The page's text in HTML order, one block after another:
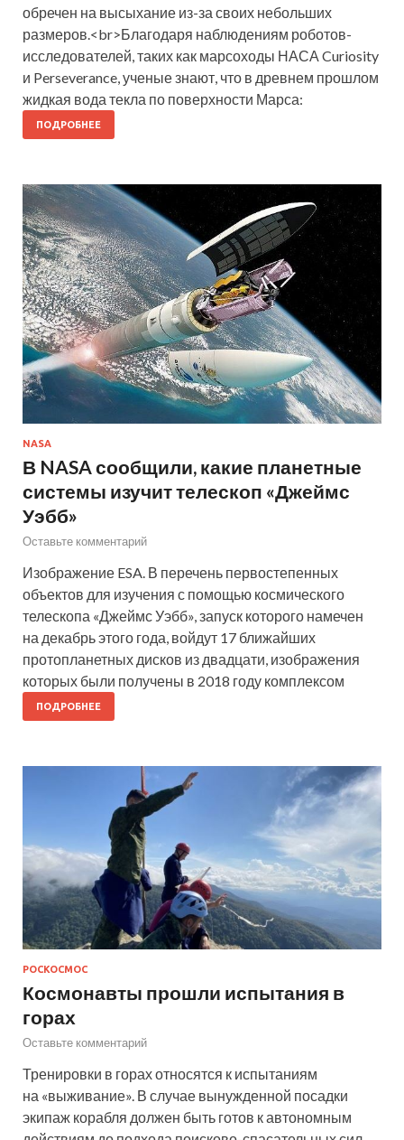
обречен на высыхание из-за своих небольших
размеров.<br>Благодаря наблюдениям роботов-
исследователей, таких как марсоходы НАСА Curiosity
и Perseverance, ученые знают, что в древнем прошлом
жидкая вода текла по поверхности Марса:
ПОДРОБНЕЕ
NASA
В NASA сообщили, какие планетные
системы изучит телескоп «Джеймс
Уэбб»
Оставьте комментарий
Изображение ESA. В перечень первостепенных
объектов для изучения с помощью космического
телескопа «Джеймс Уэбб», запуск которого намечен
на декабрь этого года, войдут 17 ближайших
протопланетных дисков из двадцати, изображения
которых были получены в 2018 году комплексом
ПОДРОБНЕЕ
РОСКОСМОС
Космонавты прошли испытания в
горах
Оставьте комментарий
Тренировки в горах относятся к испытаниям
на «выживание». В случае вынужденной посадки
экипаж корабля должен быть готов к автономным